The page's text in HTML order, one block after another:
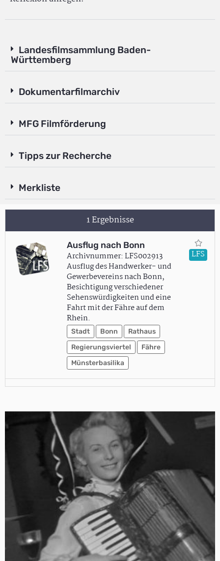
Landesfilmsammlung Baden-
Württemberg
Dokumentarfilmarchiv
MFG Filmförderung
Tipps zur Recherche
Merkliste
1 Ergebnisse
Ausflug nach Bonn
Archivnummer: LFS002913
Ausflug des Handwerker- und
Gewerbevereins nach Bonn,
Besichtigung verschiedener
Sehenswürdigkeiten und eine
Fahrt mit der Fähre auf dem
Rhein.
Stadt Bonn
Rathaus
Regierungsviertel
Fähre
Münsterbasilika
LFS